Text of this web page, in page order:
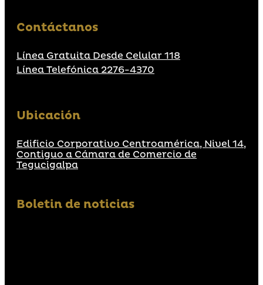
Contáctanos
Línea Gratuita Desde Celular 118
Línea Telefónica 2276-4370
Ubicación
Edificio Corporativo Centroamérica, Nivel 14,
Contiguo a Cámara de Comercio de
Tegucigalpa
Boletin de noticias